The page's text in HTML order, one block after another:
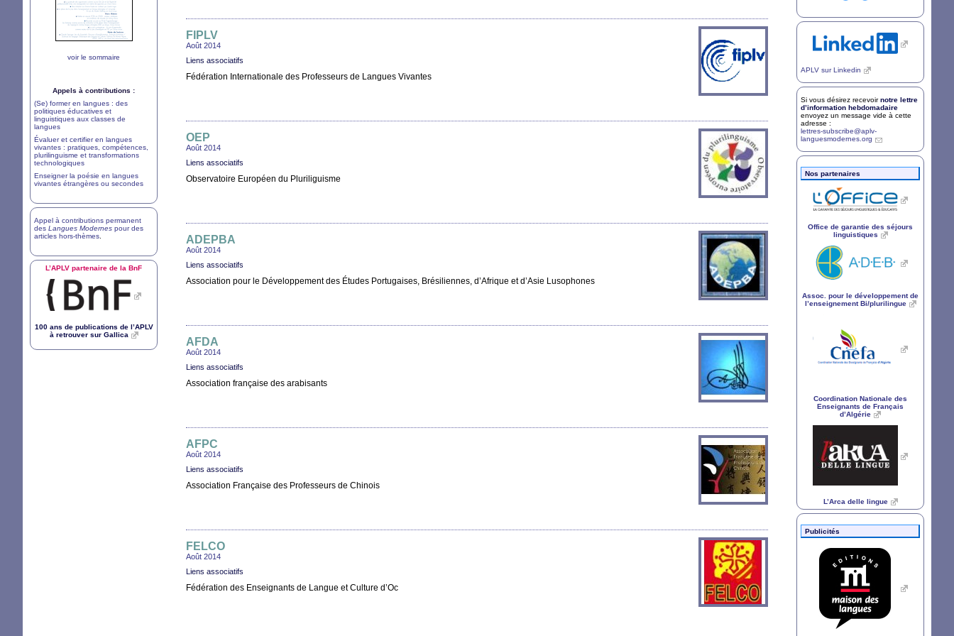
FIPLV
Août 2014
Liens associatifs
Fédération Internationale des Professeurs de Langues Vivantes
OEP
Août 2014
Liens associatifs
Observatoire Européen du Pluriliguisme
ADEPBA
Août 2014
Liens associatifs
Association pour le Développement des Études Portugaises, Brésiliennes, d’Afrique et d’Asie Lusophones
AFDA
Août 2014
Liens associatifs
Association française des arabisants
AFPC
Août 2014
Liens associatifs
Association Française des Professeurs de Chinois
FELCO
Août 2014
Liens associatifs
Fédération des Enseignants de Langue et Culture d’Oc
voir le sommaire
Appels à contributions :
(Se) former en langues : des
politiques éducatives et
linguistiques aux classes de
langues
Évaluer et certifier en langues
vivantes : pratiques, compétences,
plurilinguisme et transformations
technologiques
Enseigner la poésie en langues
vivantes étrangères ou secondes
Appel à contributions permanent
des Langues Modernes pour des
articles hors-thèmes
L’APLV partenaire de la BnF
100 ans de publications de l’APLV
à retrouver sur Gallica
APLV sur Linkedin
Si vous désirez recevoirnotre lettre
d’information hebdomadaire
envoyez un message vide à cette
adresse :
lettres-subscribe@aplv-
languesmodernes.org
Nos partenaires
Office de garantie des séjours
linguistiques
Assoc. pour le développement de
l’enseignement Bi/plurilingue
Coordination Nationale des
Enseignants de Français
d’Algérie
L’Arca delle lingue
Publicités